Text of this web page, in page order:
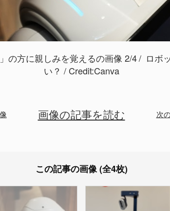
の方に親しみを覚えるの画像 2/4
ロボ
い？ / Credit:Canva
画像の記事を読む 次
この記事の画像 (全4枚)